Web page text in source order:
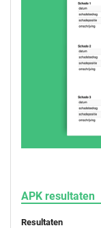
APK resultaten
Resultaten